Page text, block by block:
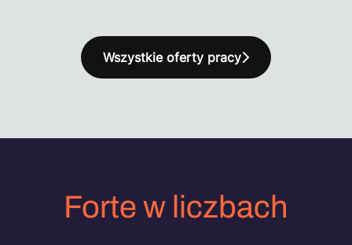
Wszystkie oferty pracy
Forte w liczbach